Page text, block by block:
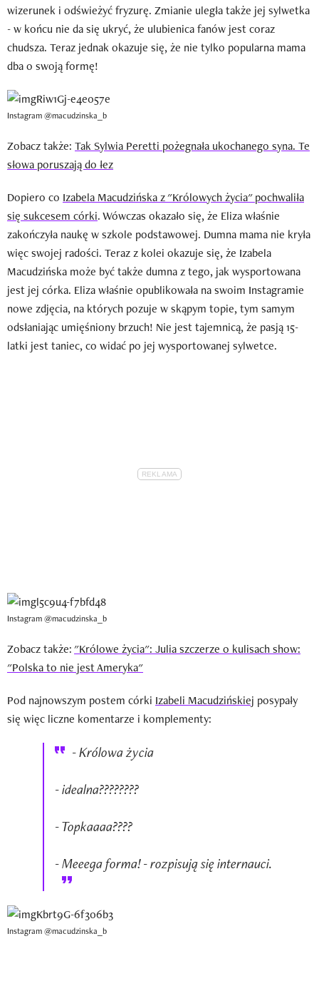
wizerunek i odświeżyć fryzurę. Zmianie uległa także jej sylwetka
- w końcu nie da się ukryć, że ulubienica fanów jest coraz
chudsza. Teraz jednak okazuje się, że nie tylko popularna mama
dba o swoją formę!
Instagram @macudzinska_b
Zobacz także: Tak Sylwia Peretti pożegnała ukochanego syna. Te
słowa poruszają do łez
Dopiero co Izabela Macudzińska z "Królowych życia" pochwaliła
się sukcesem córki. Wówczas okazało się, że Eliza właśnie
zakończyła naukę w szkole podstawowej. Dumna mama nie kryła
więc swojej radości. Teraz z kolei okazuje się, że Izabela
Macudzińska może być także dumna z tego, jak wysportowana
jest jej córka. Eliza właśnie opublikowała na swoim Instagramie
nowe zdjęcia, na których pozuje w skąpym topie, tym samym
odsłaniając umięśniony brzuch! Nie jest tajemnicą, że pasją 15-
latki jest taniec, co widać po jej wysportowanej sylwetce.
Instagram @macudzinska_b
Zobacz także:"Królowe życia": Julia szczerze o kulisach show:
"Polska to nie jest Ameryka"
Pod najnowszym postem córki Izabeli Macudzińskiej posypały
się więc liczne komentarze i komplementy:
- Królowa życia
- idealna????????
- Topkaaaa????
- Meeega forma! - rozpisują się internauci.
Instagram @macudzinska_b